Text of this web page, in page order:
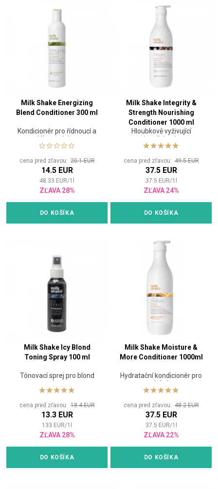
Milk Shake Energizing
Blend Conditioner 300 ml
Kondicionér pro řídnoucí a
slábnoucí vlasy
cena pred zľavou:20.1 EUR
14.5 EUR
48.33 EUR/1
ZĽAVA 28%
DO KOŠÍKA
Milk Shake Integrity &
Strength Nourishing
Conditioner 1000 ml
Hloubkově vyživující
kondicionér
cena pred zľavou:49.5 EUR
37.5 EUR
37.5 EUR/1
ZĽAVA 24%
DO KOŠÍKA
Milk Shake Icy Blond
Toning Spray 100 ml
Tónovací sprej pro blond
vlasy
cena pred zľavou:18.4 EUR
13.3 EUR
133 EUR/1
ZĽAVA 28%
DO KOŠÍKA
Milk Shake Moisture &
More Conditioner 1000ml
Hydratační kondicionér pro
suché vlasy
cena pred zľavou:48.2 EUR
37.5 EUR
37.5 EUR/1
ZĽAVA 22%
DO KOŠÍKA